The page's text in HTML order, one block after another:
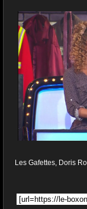
Les Gafettes, Doris